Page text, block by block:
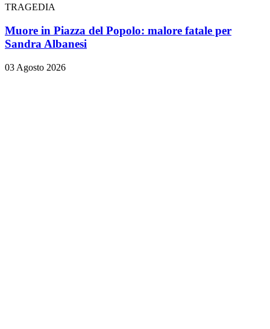
TRAGEDIA
Muore in Piazza del Popolo: malore fatale per
Sandra Albanesi
03 Agosto 2026